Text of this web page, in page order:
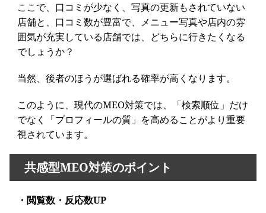
ここで、口コミが少なく、写真の更新もされていない
店舗と、口コミ数が豊富で、メニュー写真や店内の雰
囲気が充実している店舗では、どちらに行きたくなる
でしょうか？
当然、後者のほうが選ばれる確率が高くなります。
このように、現代のMEO対策では、「検索順位」だけ
でなく「プロフィールの質」を高めることがより重要
視されています。
共感型MEO対策のポイント
・閲覧数・反応数UP